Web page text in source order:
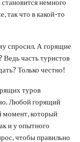
немного
так что в какой-то
спросил. А горящие
часть туристов
Только честно!
туров
Любой горящий
момент, который
и у опытного
чтобы правильно